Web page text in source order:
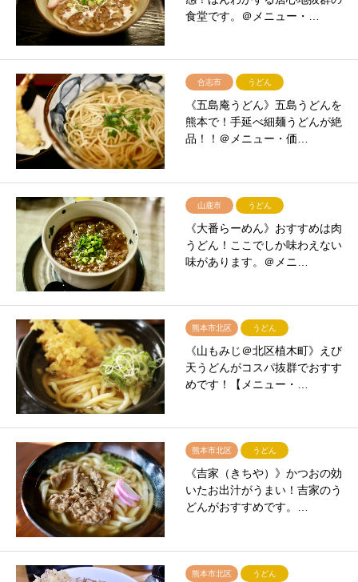
食堂です。＠メニュー・…
合志市 うどん
《五島庵うどん》五島うどんを
熊本で！手延べ細麺うどんが絶
品！！＠メニュー・価…
山鹿市 うどん
《大番らーめん》おすすめは肉
うどん！ここでしか味わえない
味があります。＠メニ…
熊本市北区 うどん
《山もみじ＠北区植木町》えび
天うどんがコスパ抜群でおすす
めです！【メニュー・…
熊本市北区 うどん
《吉家（きちや）》かつおの効
いたお出汁がうまい！吉家のう
どんがおすすめです。…
熊本市北区 うどん